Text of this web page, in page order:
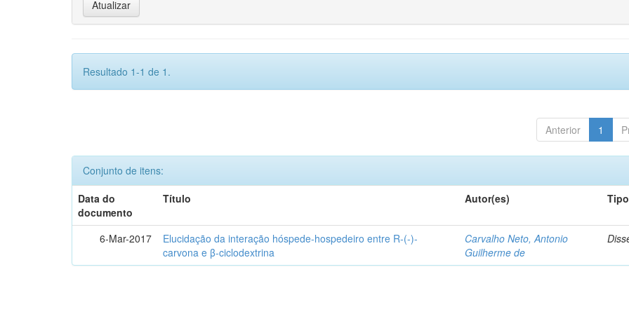
Resultado 1-1 de 1.
Anterior 1
Conjunto de itens:
Data do
documento
Título Autor(es) Tipo
6-Mar-2017
Elucidação da interação hóspede-hospedeiro entre R-(-)-
carvona e β-ciclodextrina
Carvalho Neto, Antonio
Guilherme de